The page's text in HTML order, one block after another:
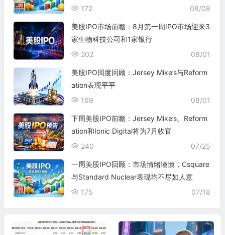
08/08
172
美股IPO市场前瞻：8月第一周IPO市场迎来3
家生物科技公司和1家银行
08/01
202
美股IPO周度回顾：Jersey Mike’s与Reform
ation表现平平
08/01
169
下周美股IPO前瞻：Jersey Mike’s、Reform
ation和Ionic Digital将为7月收官
07/25
240
一周美股IPO回顾：市场情绪谨慎，Csquare
与Standard Nuclear表现均不尽如人意
07/18
175